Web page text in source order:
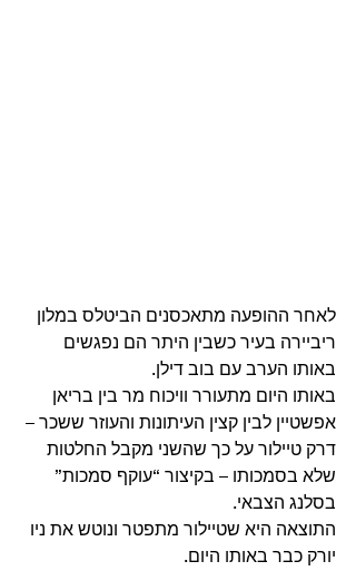
לאחר ההופעה מתאכסנים הביטלס במלון
ריביירה בעיר כשבין היתר הם נפגשים
באותו הערב עם בוב דילן.
באותו היום מתעורר וויכוח מר בין בריאן
אפשטיין לבין קצין העיתונות והעוזר ששכר –
דרק טיילור על כך שהשני מקבל החלטות
שלא בסמכותו – בקיצור “עוקף סמכות”
בסלנג הצבאי.
התוצאה היא שטיילור מתפטר ונוטש את ניו
יורק כבר באותו היום.